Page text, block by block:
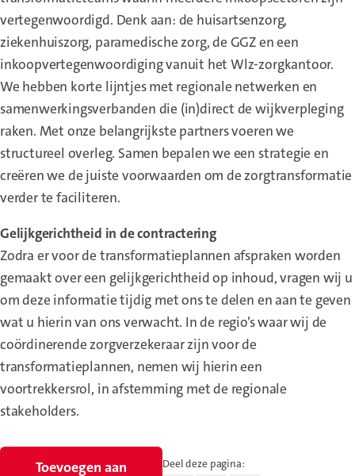
vertegenwoordigd. Denk aan: de huisartsenzorg,
ziekenhuiszorg, paramedische zorg, de GGZ en een
inkoopvertegenwoordiging vanuit het Wlz-zorgkantoor.
We hebben korte lijntjes met regionale netwerken en
samenwerkingsverbanden die (in)direct de wijkverpleging
raken. Met onze belangrijkste partners voeren we
structureel overleg. Samen bepalen we een strategie en
creëren we de juiste voorwaarden om de zorgtransformatie
verder te faciliteren.
Gelijkgerichtheid in de contractering
Zodra er voor de transformatieplannen afspraken worden
gemaakt over een gelijkgerichtheid op inhoud, vragen wij u
om deze informatie tijdig met ons te delen en aan te geven
wat u hierin van ons verwacht. In de regio’s waar wij de
coördinerende zorgverzekeraar zijn voor de
transformatieplannen, nemen wij hierin een
voortrekkersrol, in afstemming met de regionale
stakeholders.
Toevoegen aan Deel deze pagina: